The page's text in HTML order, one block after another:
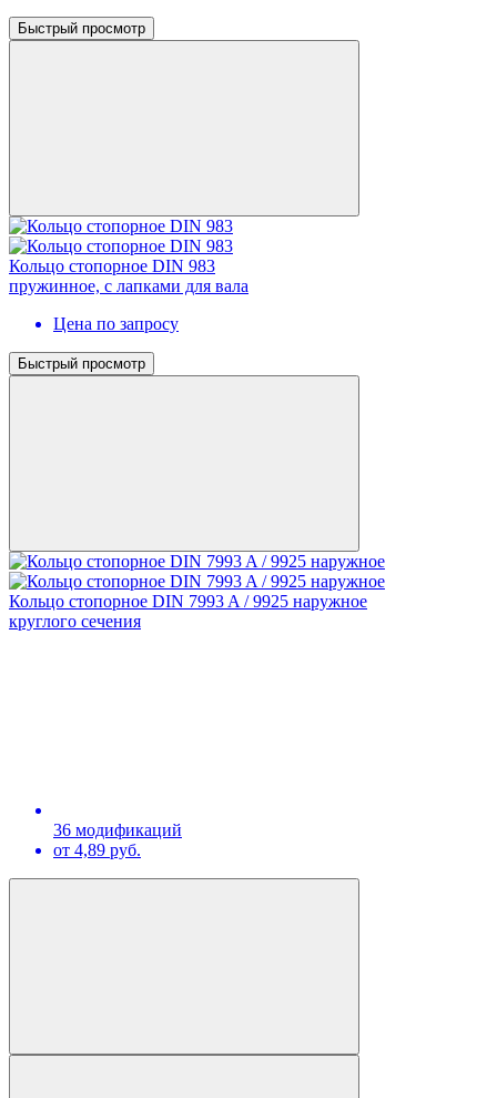
Быстрый просмотр
Кольцо стопорное DIN 983
пружинное, с лапками для вала
Цена по запросу
Быстрый просмотр
Кольцо стопорное DIN 7993 A / 9925 наружное
круглого сечения
36 модификаций
от 4,89 руб.